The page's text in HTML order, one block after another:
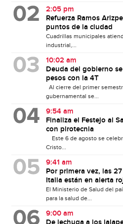
2:05 pm
Refuerza Ramos
puntos de la ciudad
Cuadrillas municipales
industrial,...
10:02 am
Deuda del gobierno
pesos con la 4T
Al cierre del primer
gubernamental se...
9:54 am
Finaliza el Festejo al
con pirotecnia
Este 6 de agosto se
Cristo...
9:41 am
Por primera vez, las
Italia están en alerta
El Ministerio de Salud del
para la salud de...
9:00 am